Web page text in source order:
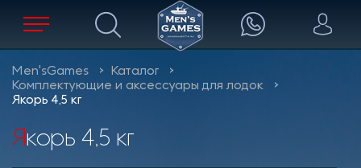
Men'sGames
Каталог
Комплектующие и аксессуары для лодок
Якорь 4,5 кг
Якорь 4,5 кг